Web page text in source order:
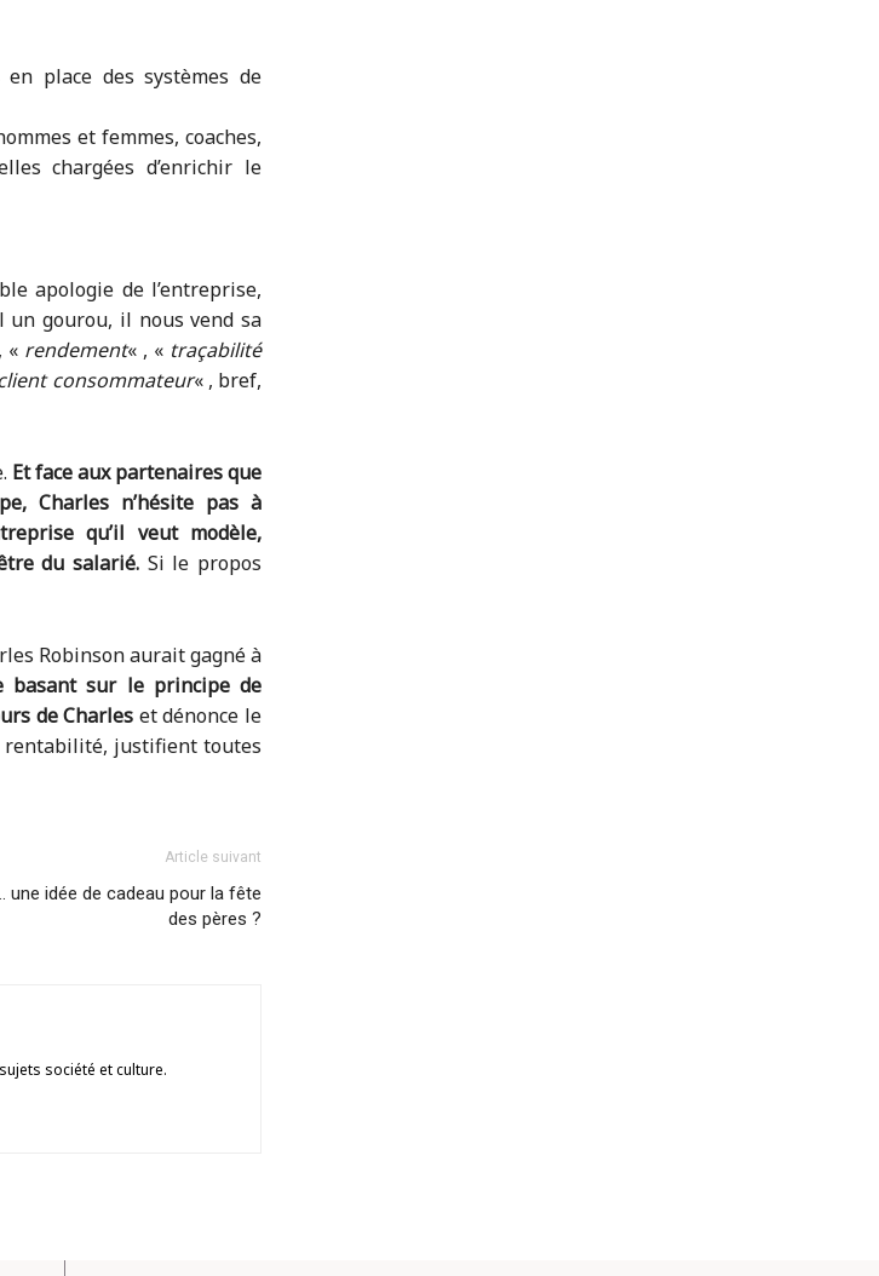
place des systèmes de
et femmes, coaches,
chargées d’enrichir le
apologie de l’entreprise,
un gourou, il nous vend sa
« rendement« , « traçabilité
consommateur« , bref,
Et face aux partenaires que
Charles n’hésite pas à
qu’il veut modèle,
du salarié. Si le propos
Robinson aurait gagné à
basant sur le principe de
de Charles et dénonce le
rentabilité, justifient toutes
Article suivant
une idée de cadeau pour la fête
des pères ?
société et culture.